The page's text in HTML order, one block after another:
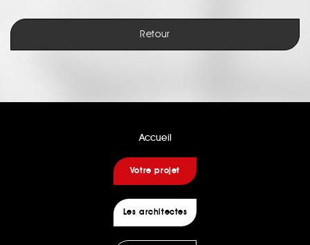
Retour
Accueil
Votre projet
Les architectes